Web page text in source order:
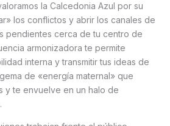
valoramos la Calcedonia Azul por su
los conflictos y abrir los canales de
pendientes cerca de tu centro de
armonizadora te permite
interna y transmitir tus ideas de
de «energía maternal» que
y te envuelve en un halo de